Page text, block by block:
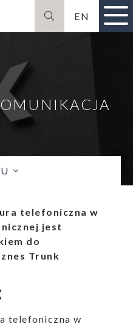
EN
telefoniczna w
jest
do
Trunk
telefoniczna w